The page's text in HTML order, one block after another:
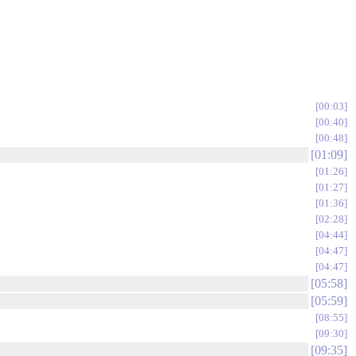
00:03
00:40
00:48
01:09
01:26
01:27
01:36
02:28
04:44
04:47
04:47
05:58
05:59
08:55
09:30
09:35